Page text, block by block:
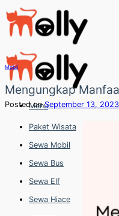
Skip
to
content
Menu
Paket Wisata
Sewa Mobil
Sewa Bus
Sewa Elf
Sewa Hiace
Mobil
Mengungkap
Posted onSeptember 13, 2023